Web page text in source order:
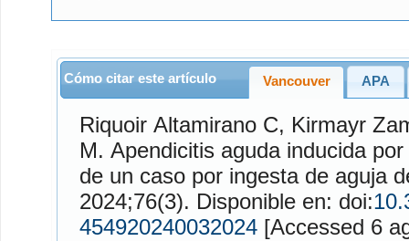
Cómo citar este artículo Vancouver APA
Riquoir AltamiranoC, Kirmayr
M. Apendicitis aguda inducida por cuerpo extraño: reporte
de un caso por ingesta de aguja
2024;76(3). Disponible en: doi:
454920240032024